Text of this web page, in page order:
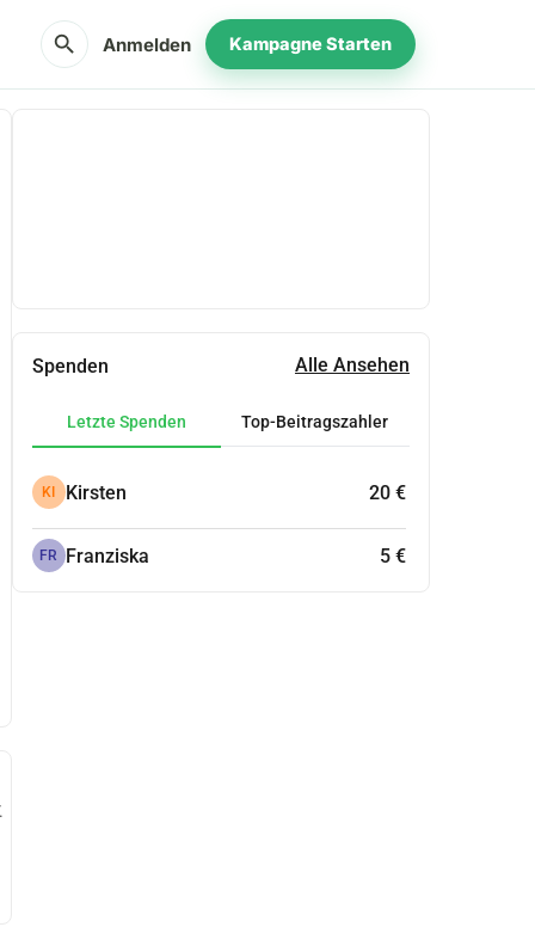
search Anmelden Kampagne Starten
Spenden Alle Ansehen
Letzte Spenden Top-Beitragszahler
KI Kirsten 20 €
FR Franziska 5 €